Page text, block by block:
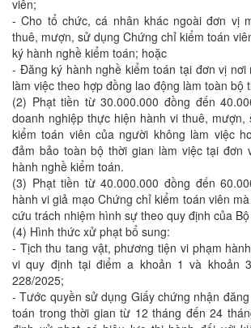
viên;
- Cho tổ chức, cá nhân khác ngoài đơn vị
thuê, mượn, sử dụng Chứng chỉ kiểm toán
ký hành nghề kiểm toán; hoặc
- Đăng ký hành nghề kiểm toán tại đơn vị nơi
làm việc theo hợp đồng lao động làm toàn bộ
(2) Phạt tiền từ 30.000.000 đồng đến
doanh nghiệp thực hiện hành vi thuê,
kiểm toán viên của người không làm việc
đảm bảo toàn bộ thời gian làm việc tại đơn
hành nghề kiểm toán.
(3) Phạt tiền từ 40.000.000 đồng đến
hành vi giả mạo Chứng chỉ kiểm toán viên
cứu trách nhiệm hình sự theo quy định của
(4) Hình thức xử phạt bổ sung:
- Tịch thu tang vật, phương tiện vi phạm
vi quy định tại điểm a khoản 1 và khoản
228/2025;
- Tước quyền sử dụng Giấy chứng nhận
toán trong thời gian từ 12 tháng đến 24